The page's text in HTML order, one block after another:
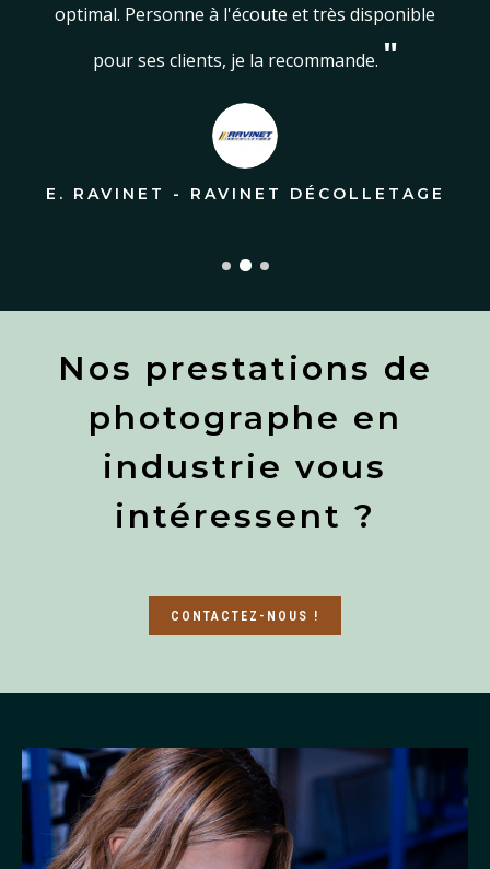
"
T. RICHARD - THERMOCOMPACT
"
E. RAVINET - RAVINET DÉCOLLETAGE
utilisées dans nos plaquettes commerciales et
sur notre site web."
H. MAYBON - TECHNOGENIA
Nos prestations de
photographe en
industrie vous
intéressent ?
CONTACTEZ-NOUS !